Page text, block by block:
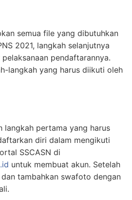
semua file yang dibutuhkan
2021, langkah selanjutnya
pendaftarannya.
langkah yang harus diikuti oleh
langkah pertama yang harus
diri dalam mengikuti
SSCASN di
untuk membuat akun. Setelah
tambahkan swafoto dengan